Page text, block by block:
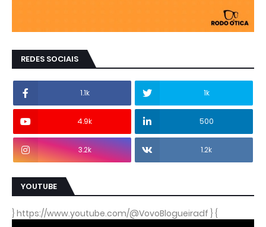
REDES SOCIAIS
1.1k 1k
4.9k 500
3.2k 1.2k
YOUTUBE
} https://www.youtube.com/@VovoBlogueiradf } {